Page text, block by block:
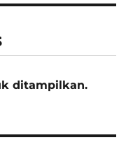
ditampilkan.